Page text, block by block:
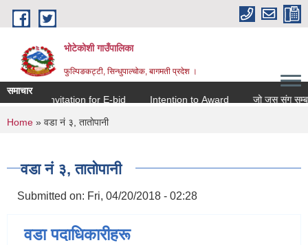
Skip to main content
भोटेकोशी गाउँपालिका
फुल्पिङकट्टी, सिन्धुपाल्चोक, बागमती प्रदेश ।
समाचार
Invitation for E-bid
Intention to Award जो जस संग सम्बन्धित
You are here
Home » वडा नं ३, ताताेपानी
वडा नं ३, ताताेपानी
Submitted on: Fri, 04/20/2018 - 02:28
वडा पदाधिकारीहरू